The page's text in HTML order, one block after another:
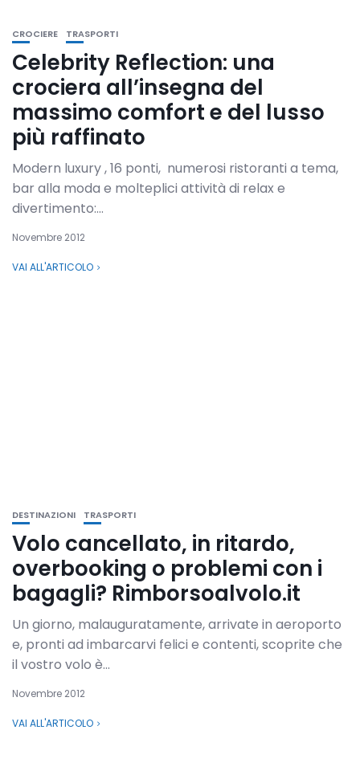
CROCIERE TRASPORTI
Celebrity Reflection: una
crociera all’insegna del
massimo comfort e del lusso
più raffinato
Modern luxury , 16 ponti, numerosi ristoranti a tema,
bar alla moda e molteplici attività di relax e
divertimento:...
Novembre 2012
VAI ALL'ARTICOLO
DESTINAZIONI TRASPORTI
Volo cancellato, in ritardo,
overbooking o problemi con i
bagagli? Rimborsoalvolo.it
Un giorno, malauguratamente, arrivate in aeroporto
e, pronti ad imbarcarvi felici e contenti, scoprite che
il vostro volo è...
Novembre 2012
VAI ALL'ARTICOLO